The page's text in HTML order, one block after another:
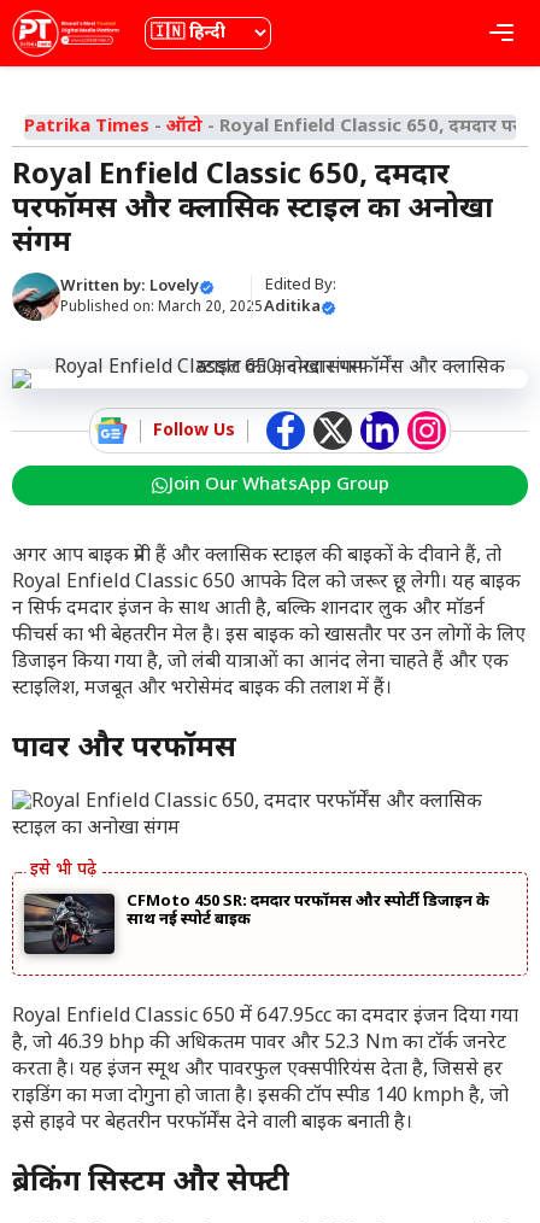
Skip
to
content
भाषा
Patrika Times - ऑटो - Royal Enfield Classic 650, दमदार
Royal Enfield Classic 650, दमदार
परफॉर्मेंस और क्लासिक स्टाइल का अनोखा
संगम
Written by: Lovely
Published on: March 20, 2025
Edited By:
Aditika
Follow Us
Join Our WhatsApp Group
अगर आप बाइक प्रेमी हैं और क्लासिक स्टाइल की बाइकों के दीवाने हैं, तो
Royal Enfield Classic 650 आपके दिल को जरूर छू लेगी। यह बाइक
न सिर्फ दमदार इंजन के साथ आती है, बल्कि शानदार लुक और मॉडर्न
फीचर्स का भी बेहतरीन मेल है। इस बाइक को खासतौर पर उन लोगों के लिए
डिजाइन किया गया है, जो लंबी यात्राओं का आनंद लेना चाहते हैं और एक
स्टाइलिश, मजबूत और भरोसेमंद बाइक की तलाश में हैं।
पावर और परफॉर्मेंस
CFMoto 450 SR: दमदार परफॉर्मेंस और स्पोर्टी डिजाइन के
साथ नई स्पोर्ट बाइक
Royal Enfield Classic 650 में 647.95cc का दमदार इंजन दिया गया
है, जो 46.39 bhp की अधिकतम पावर और 52.3 Nm का टॉर्क जनरेट
करता है। यह इंजन स्मूथ और पावरफुल एक्सपीरियंस देता है, जिससे हर
राइडिंग का मजा दोगुना हो जाता है। इसकी टॉप स्पीड 140 kmph है, जो
इसे हाइवे पर बेहतरीन परफॉर्मेंस देने वाली बाइक बनाती है।
ब्रेकिंग सिस्टम और सेफ्टी